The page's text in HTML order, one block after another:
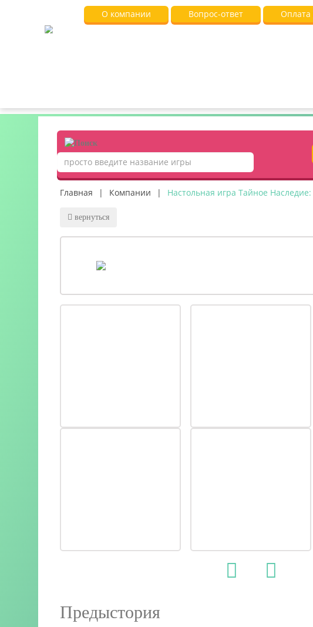
О компании Вопрос-ответ Оплата
Главная | Компании | Настольная игра Тайное Наследие:
вернуться
Предыстория